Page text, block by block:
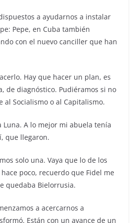
a ayudarnos a instalar
Pepe, en Cuba también
con el nuevo canciller que han
Hay que hacer un plan, es
de diagnóstico. Pudiéramos si no
Socialismo o al Capitalismo.
A lo mejor mi abuela tenía
que llegaron.
solo una. Vaya que lo de los
poco, recuerdo que Fidel me
quedaba Bielorrusia.
a acercarnos a
Están con un avance de un